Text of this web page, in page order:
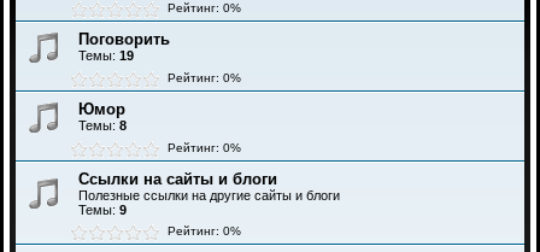
Рейтинг: 0%
Поговорить
Темы: 19
Рейтинг: 0%
Юмор
Темы: 8
Рейтинг: 0%
Ссылки на сайты и блоги
Полезные ссылки на другие сайты и блоги
Темы: 9
Рейтинг: 0%